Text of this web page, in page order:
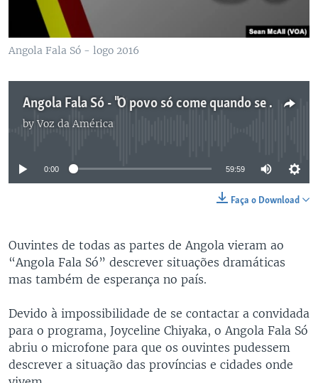
Angola Fala Só - logo 2016
Angola Fala Só - "O povo só come quando se aproximam as eleições"
byVoz da América
No media source currently available
0:00 59:59
Faça o Download
Ouvintes de todas as partes de Angola vieram ao
“Angola Fala Só” descrever situações dramáticas
mas também de esperança no país.
Devido à impossibilidade de se contactar a convidada
para o programa, Joyceline Chiyaka, o Angola Fala Só
abriu o microfone para que os ouvintes pudessem
descrever a situação das províncias e cidades onde